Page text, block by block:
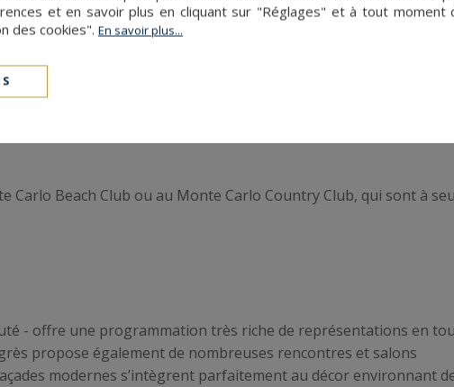
du Larvotto, de nombreux restaurants raffinés ou
dîner dans une ambiance festive ou plutôt en famille, les
les autres. Vous choisirez le Maya Bay, le Song Qi ou le Coya
et luxueuse. Vous préfèrerez le Twiga ou le Sass Café pour un
Antinori ou le Café Llorca vous accueillent sur leurs
Beach Club ou au Monte Carlo Country Club, qui sont à
- offre une programmation très riche de représentations en
propose également de nombreuses rencontres et salons
modernes s’intègrent parfaitement au décor environnant
et en savoir plus en cliquant sur "Réglages" et à tout moment
des cookies". En savoir plus...